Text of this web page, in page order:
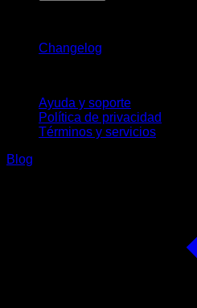
Changelog
Ayuda y soporte
Política de privacidad
Términos y servicios
Blog